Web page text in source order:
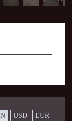
USD EUR